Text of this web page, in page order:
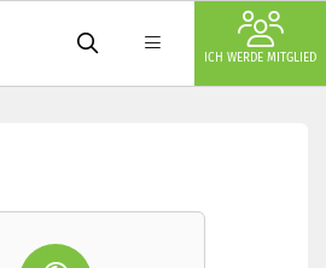
ICH WERDE MITGLIED